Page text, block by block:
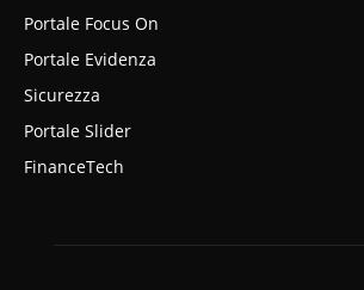
Portale Focus On
Portale Evidenza
Sicurezza
Portale Slider
FinanceTech